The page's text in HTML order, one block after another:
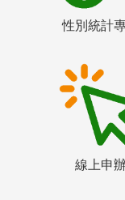
性別統計
線上申